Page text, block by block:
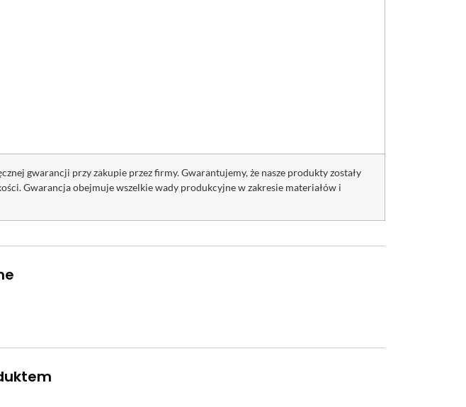
gwarancji przy zakupie przez firmy. Gwarantujemy, że nasze produkty zostały
Gwarancja obejmuje wszelkie wady produkcyjne w zakresie materiałów i